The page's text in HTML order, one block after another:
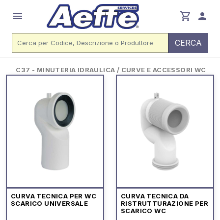
menu shopping_cart person
CERCA
C37 - MINUTERIA IDRAULICA / CURVE E ACCESSORI WC
CURVA TECNICA PER WC
SCARICO UNIVERSALE
CURVA TECNICA DA
RISTRUTTURAZIONE PER
SCARICO WC